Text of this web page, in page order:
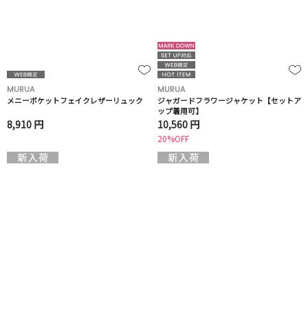
MURUA
メニーポケットフェイクレザーリュック
8,910 円
MURUA
ジャガードフラワージャケット【セットア
ップ着用可】
10,560 円
20%OFF